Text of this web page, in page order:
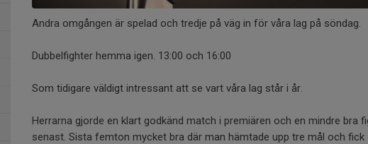
Andra omgången är spelad och tredje på väg in för våra lag på söndag.
Dubbelfighter hemma igen. 13:00 och 16:00
Som tidigare väldigt intressant att se vart våra lag står i år.
Herrarna gjorde en klart godkänd match i premiären och en mindre bra
senast. Sista femton mycket bra där man hämtade upp tre mål och fick